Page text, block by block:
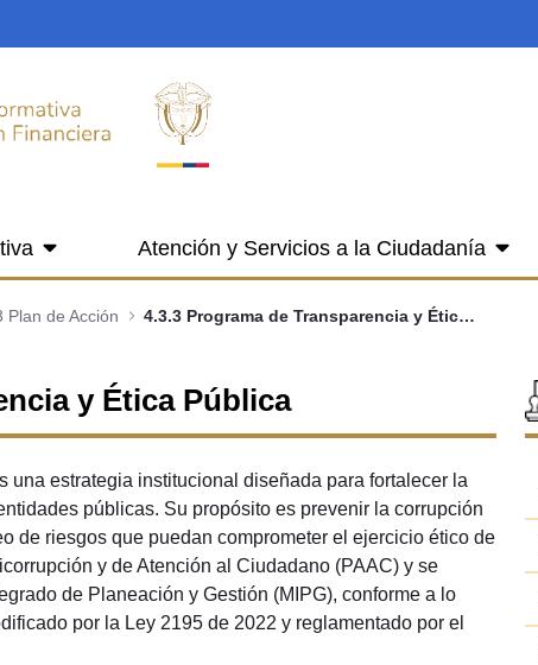
Atención y Servicios a la Ciudadanía
Plan de Acción 4.3.3 Programa de Transparencia y Ética Pública
y Ética Pública
estrategia institucional diseñada para fortalecer la
públicas. Su propósito es prevenir la corrupción
de riesgos que puedan comprometer el ejercicio ético de
y de Atención al Ciudadano (PAAC) y se
de Planeación y Gestión (MIPG), conforme a lo
por la Ley 2195 de 2022 y reglamentado por el